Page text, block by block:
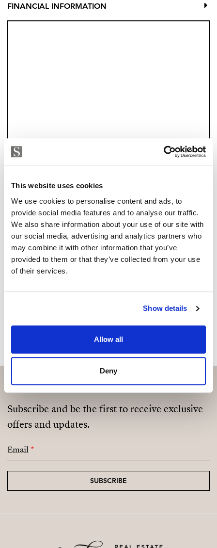
This website uses cookies
We use cookies to personalise content and ads, to
provide social media features and to analyse our traffic.
We also share information about your use of our site with
our social media, advertising and analytics partners who
may combine it with other information that you’ve
provided to them or that they’ve collected from your use
of their services.
Show details
Allow all
Deny
+34 636 337250
jouni@strand.es
Vill du veta mer on bostaden?
Please, contact me or fill your information and
we will contact you with the language you
choose. We also arrange remote property
FINANCIAL INFORMATION
Subscribe and be the first to receive exclusive
offers and updates.
Email*
SUBSCRIBE